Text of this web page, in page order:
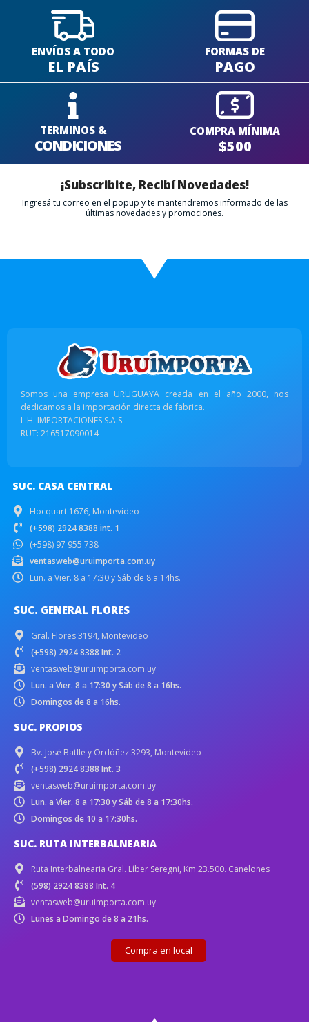
ENVÍOS A TODO
EL PAÍS
FORMAS DE
PAGO
TERMINOS &
CONDICIONES
COMPRA MÍNIMA
$500
¡Subscribite, Recibí Novedades!
Ingresá tu correo en el popup y te mantendremos informado de las
últimas novedades y promociones.
Somos una empresa URUGUAYA creada en el año 2000, nos
dedicamos a la importación directa de fabrica.
L.H. IMPORTACIONES S.A.S.
RUT: 216517090014
SUC. CASA CENTRAL
Hocquart 1676, Montevideo
(+598) 2924 8388 int. 1
(+598) 97 955 738
ventasweb@uruimporta.com.uy
Lun. a Vier. 8 a 17:30 y Sáb de 8 a 14hs.
SUC. GENERAL FLORES
Gral. Flores 3194, Montevideo
(+598) 2924 8388 Int. 2
ventasweb@uruimporta.com.uy
Lun. a Vier. 8 a 17:30 y Sáb de 8 a 16hs.
Domingos de 8 a 16hs.
SUC. PROPIOS
Bv. José Batlle y Ordóñez 3293, Montevideo
(+598) 2924 8388 Int. 3
ventasweb@uruimporta.com.uy
Lun. a Vier. 8 a 17:30 y Sáb de 8 a 17:30hs.
Domingos de 10 a 17:30hs.
SUC. RUTA INTERBALNEARIA
Ruta Interbalnearia Gral. Líber Seregni, Km 23.500. Canelones
(598) 2924 8388 Int. 4
ventasweb@uruimporta.com.uy
Lunes a Domingo de 8 a 21hs.
Compra en local